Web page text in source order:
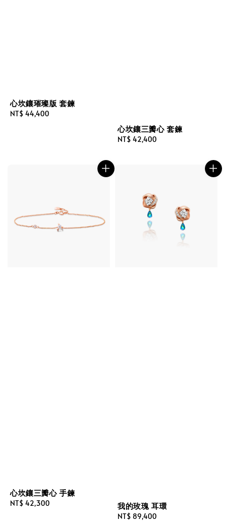
心坎鑲璀璨版 套鍊
Regular
NT$ 44,400
心坎鑲三瓣心 套鍊
Regular
NT$ 42,400
心坎鑲三瓣心 手鍊
Regular
NT$ 42,300 我的玫瑰 耳環
Regular
NT$ 89,400